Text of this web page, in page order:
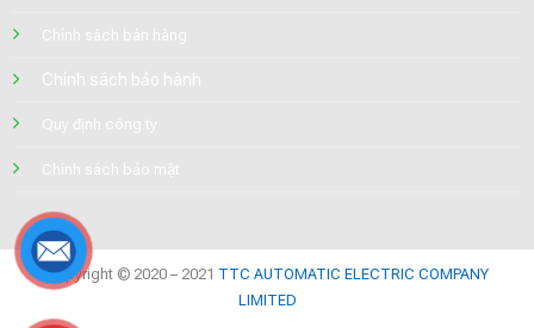
Chính sách bán hàng
Chính sách bảo hành
Quy định công ty
Chính sách bảo mật
Copyright © 2020 – 2021 TTC AUTOMATIC ELECTRIC COMPANY
LIMITED